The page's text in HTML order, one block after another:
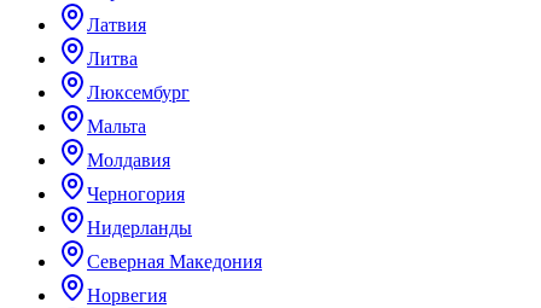
Латвия
Литва
Люксембург
Мальта
Молдавия
Черногория
Нидерланды
Северная Македония
Норвегия